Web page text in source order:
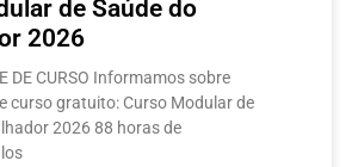
de Saúde do
2026
DE CURSO Informamos sobre
curso gratuito: Curso Modular de
2026 88 horas de